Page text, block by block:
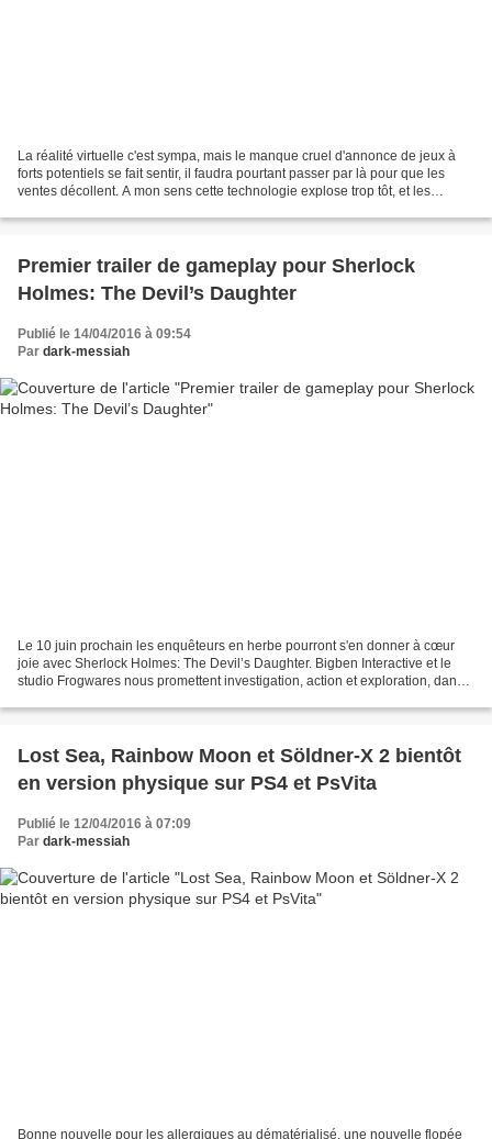
La réalité virtuelle c'est sympa, mais le manque cruel d'annonce de jeux à
forts potentiels se fait sentir, il faudra pourtant passer par là pour que les
ventes décollent. A mon sens cette technologie explose trop tôt, et les
Premier trailer de gameplay pour Sherlock
Holmes: The Devil’s Daughter
Publié le 14/04/2016 à 09:54
Par dark-messiah
Le 10 juin prochain les enquêteurs en herbe pourront s'en donner à cœur
joie avec Sherlock Holmes: The Devil’s Daughter. Bigben Interactive et le
studio Frogwares nous promettent investigation, action et exploration, dans
Lost Sea, Rainbow Moon et Söldner-X 2 bientôt
en version physique sur PS4 et PsVita
Publié le 12/04/2016 à 07:09
Par dark-messiah
Bonne nouvelle pour les allergiques au dématérialisé, une nouvelle flopée